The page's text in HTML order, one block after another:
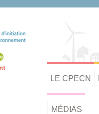
LE CPECN
MÉDIAS